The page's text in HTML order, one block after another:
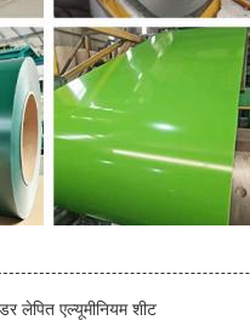
लेपित एल्यूमीनियम शीट